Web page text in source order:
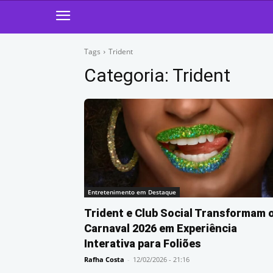
Tags Trident
Categoria: Trident
Entretenimento em Destaque
Trident e Club Social Transformam
Carnaval 2026 em Experiência
Interativa para Foliões
Rafha Costa - 12/02/2026 - 21:16